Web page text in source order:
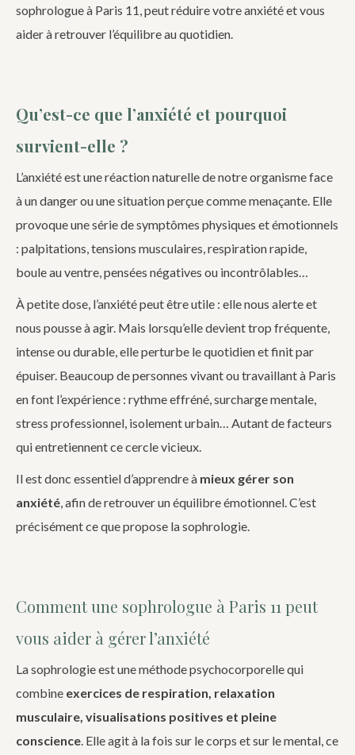
sophrologue à Paris 11, peut réduire votre anxiété et vous
aider à retrouver l’équilibre au quotidien.
Qu’est-ce que l’anxiété et pourquoi
survient-elle ?
L’anxiété est une réaction naturelle de notre organisme face
à un danger ou une situation perçue comme menaçante. Elle
provoque une série de symptômes physiques et émotionnels
: palpitations, tensions musculaires, respiration rapide,
boule au ventre, pensées négatives ou incontrôlables…
À petite dose, l’anxiété peut être utile : elle nous alerte et
nous pousse à agir. Mais lorsqu’elle devient trop fréquente,
intense ou durable, elle perturbe le quotidien et finit par
épuiser. Beaucoup de personnes vivant ou travaillant à Paris
en font l’expérience : rythme effréné, surcharge mentale,
stress professionnel, isolement urbain… Autant de facteurs
qui entretiennent ce cercle vicieux.
Il est donc essentiel d’apprendre à mieux gérer son
anxiété, afin de retrouver un équilibre émotionnel. C’est
précisément ce que propose la sophrologie.
Comment une sophrologue à Paris 11 peut
vous aider à gérer l’anxiété
La sophrologie est une méthode psychocorporelle qui
combine exercices de respiration, relaxation
musculaire, visualisations positives et pleine
conscience. Elle agit à la fois sur le corps et sur le mental, ce